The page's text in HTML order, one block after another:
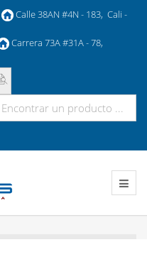
Calle 38AN #4N - 183, Cali -
Carrera 73A #31A - 78,